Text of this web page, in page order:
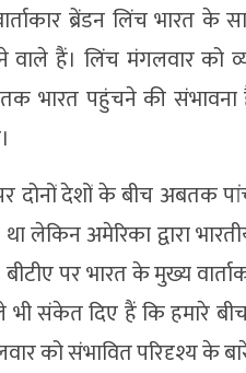
ब्रेंडन लिंच भारत के साथ
हैं। लिंच मंगलवार को
भारत पहुंचने की संभावना
दोनों देशों के बीच अबतक
लेकिन अमेरिका द्वारा
पर भारत के मुख्य
संकेत दिए हैं कि हमारे
को संभावित परिदृश्य के